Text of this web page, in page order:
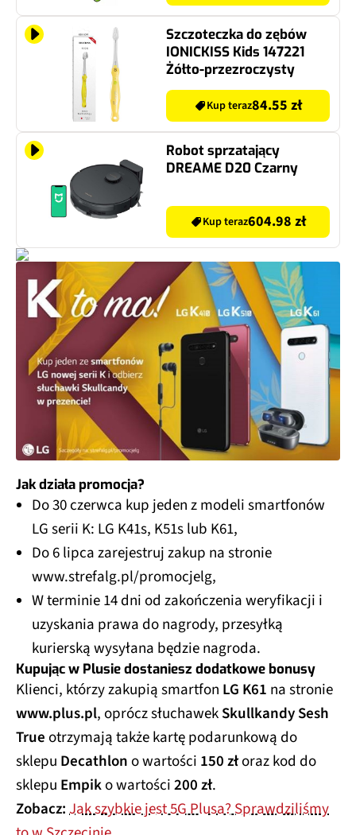
Szczoteczka do zębów
IONICKISS Kids 147221
Żółto-przezroczysty
Kup teraz84.55 zł
Robot sprzatający
DREAME D20 Czarny
Kup teraz604.98 zł
Jak działa promocja?
Do 30 czerwca kup jeden z modeli smartfonów
LG serii K: LG K41s, K51s lub K61,
Do 6 lipca zarejestruj zakup na stronie
www.strefalg.pl/promocjelg,
W terminie 14 dni od zakończenia weryfikacji i
uzyskania prawa do nagrody, przesyłką
kurierską wysyłana będzie nagroda.
Kupując w Plusie dostaniesz dodatkowe bonusy
Klienci, którzy zakupią smartfon LG K61 na stronie
www.plus.pl, oprócz słuchawekSkullkandy Sesh
Trueotrzymają także kartę podarunkową do
sklepu Decathlono wartości 150 złoraz kod do
sklepu Empiko wartości200 zł.
Zobacz:Jak szybkie jest 5G Plusa? Sprawdziliśmy